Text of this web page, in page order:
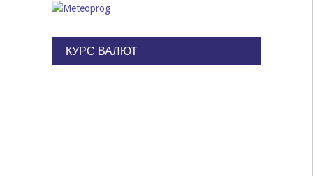
КУРС ВАЛЮТ